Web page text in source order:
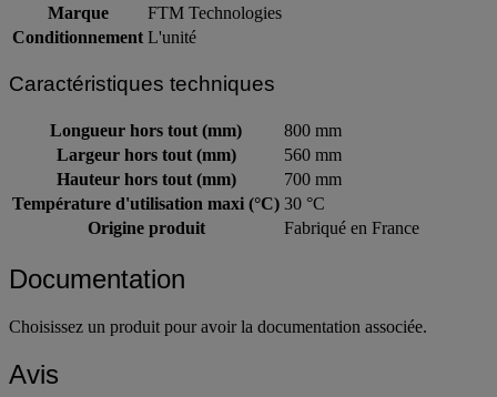
Marque
FTM Technologies
Conditionnement L'unité
Caractéristiques techniques
Longueur hors tout (mm)
800 mm
Largeur hors tout (mm)
560 mm
Hauteur hors tout (mm)
700 mm
Température d'utilisation maxi (°C) 30 °C
Origine produit
Fabriqué en France
Documentation
Choisissez un produit pour avoir la documentation associée.
Avis